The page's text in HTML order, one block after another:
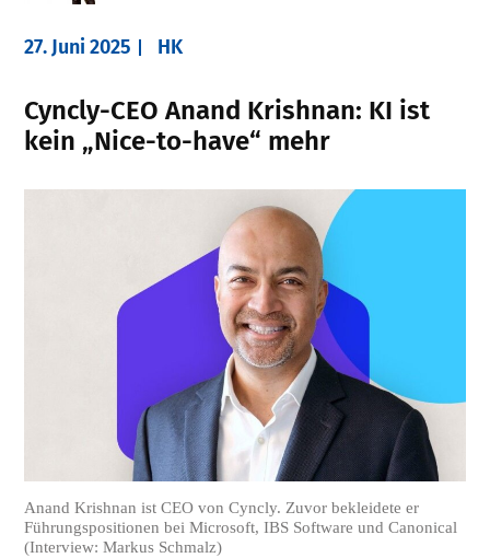
27. Juni 2025 HK
Cyncly-CEO Anand Krishnan: KI ist
kein „Nice-to-have“ mehr
Anand Krishnan ist CEO von Cyncly. Zuvor bekleidete er
Führungspositionen bei Microsoft, IBS Software und Canonical
(Interview: Markus Schmalz)